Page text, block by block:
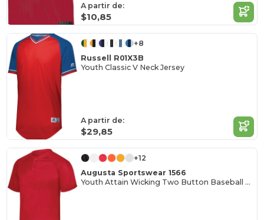
A partir de:
$10,85
+8
Russell R01X3B
Youth Classic V Neck Jersey
A partir de:
$29,85
+12
Augusta Sportswear 1566
Youth Attain Wicking Two Button Baseball Jersey